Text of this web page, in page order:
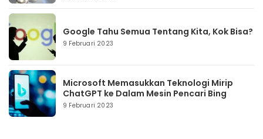
Google Tahu Semua Tentang Kita, Kok Bisa?
9 Februari 2023
Microsoft Memasukkan Teknologi Mirip
ChatGPT ke Dalam Mesin Pencari Bing
9 Februari 2023